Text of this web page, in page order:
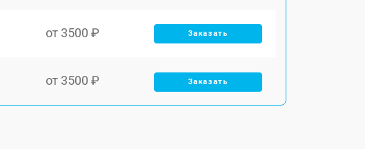
от 3500 ₽ Заказать
от 3500 ₽ Заказать